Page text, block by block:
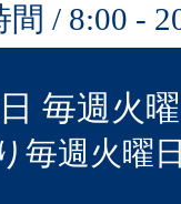
間 / 8:00 -
毎週火
毎週火曜